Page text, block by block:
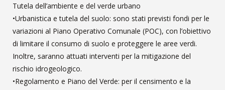
Tutela dell’ambiente e del verde urbano
•Urbanistica e tutela del suolo: sono stati previsti fondi per le
variazioni al Piano Operativo Comunale (POC), con l’obiettivo
di limitare il consumo di suolo e proteggere le aree verdi.
Inoltre, saranno attuati interventi per la mitigazione del
rischio idrogeologico.
•Regolamento e Piano del Verde: per il censimento e la